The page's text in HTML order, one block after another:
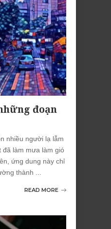
đoạn
nhiều người lạ lẫm
làm mưa làm gió
ứng dung này chỉ
thành ...
READ MORE